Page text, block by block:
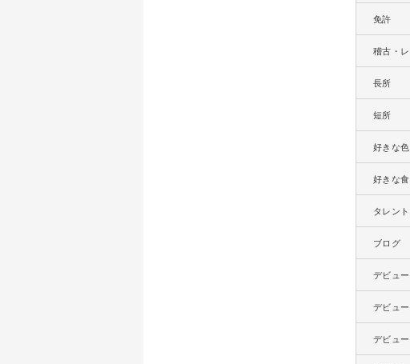
免許
稽古・
長所
短所
好きな色
好きな
タレン
ブログ
デビュ
デビュ
デビュ